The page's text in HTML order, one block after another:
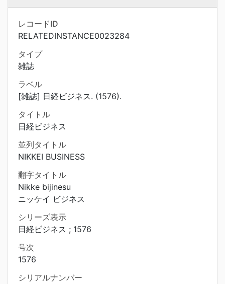
レコードID
RELATEDINSTANCE0023284
タイプ
雑誌
ラベル
[雑誌] 日経ビジネス. (1576).
タイトル
日経ビジネス
並列タイトル
NIKKEI BUSINESS
翻字タイトル
Nikke bijinesu
ニッケイ ビジネス
シリーズ表示
日経ビジネス ; 1576
号次
1576
シリアルナンバー